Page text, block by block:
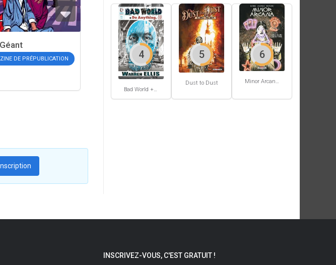
DE PRÉPUBLICATION
Inscription
Bad World + Do Anything
4
Dust to Dust
5 6
INSCRIVEZ-VOUS, C'EST GRATUIT !